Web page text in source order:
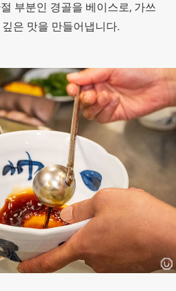
부분인 경골을 베이스로, 가쓰
은 맛을 만들어냅니다.